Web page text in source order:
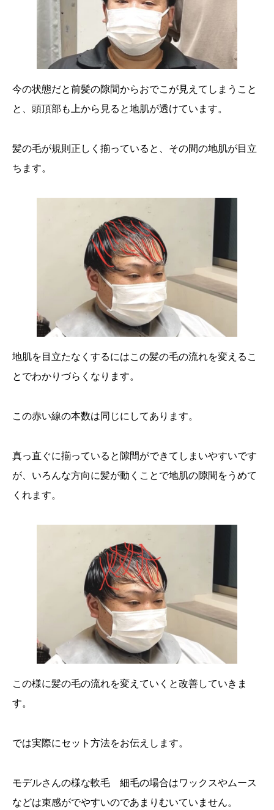
今の状態だと前髪の隙間からおでこが見えてしまうこと
と、頭頂部も上から見ると地肌が透けています。
髪の毛が規則正しく揃っていると、その間の地肌が目立
ちます。
地肌を目立たなくするにはこの髪の毛の流れを変えるこ
とでわかりづらくなります。
この赤い線の本数は同じにしてあります。
真っ直ぐに揃っていると隙間ができてしまいやすいです
が、いろんな方向に髪が動くことで地肌の隙間をうめて
くれます。
この様に髪の毛の流れを変えていくと改善していきま
す。
では実際にセット方法をお伝えします。
モデルさんの様な軟毛 細毛の場合はワックスやムース
などは束感がでやすいのであまりむいていません。